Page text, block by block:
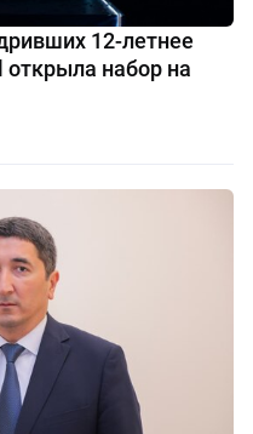
12-летнее
открыла набор на